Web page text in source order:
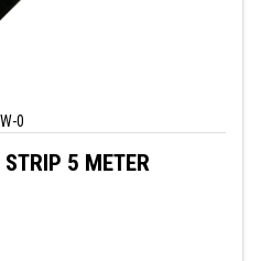
0
5 METER